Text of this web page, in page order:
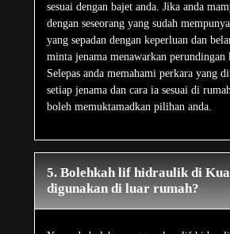
sesuai dengan bajet anda. Jika anda
dengan seseorang yang sudah
yang sepadan dengan keperluan dan
minta jenama menawarkan perundingan
Selepas anda memahami perkara yang
setiap jenama dan cara ia sesuai di
boleh memuktamadkan pilihan anda.
5. Bolehkah lif hidraulik di
digunakan di luar rumah?